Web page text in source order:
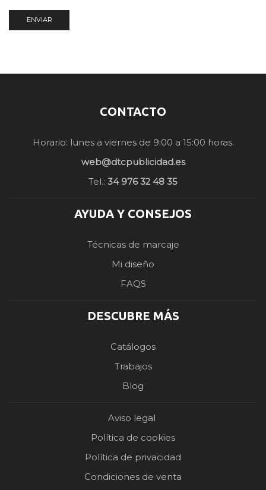
CONTACTO
Horario: lunes a viernes de 9:00 a 15:00 horas.
web@dtcpublicidad.es
Tel.: 34 976 32 48 35
AYUDA Y CONSEJOS
Técnicas de marcaje
Mi diseño
FAQS
DESCUBRE MÁS
Catálogos
Trabajos
Blog
Aviso legal
Política de cookies
Política de privacidad
Condiciones de venta